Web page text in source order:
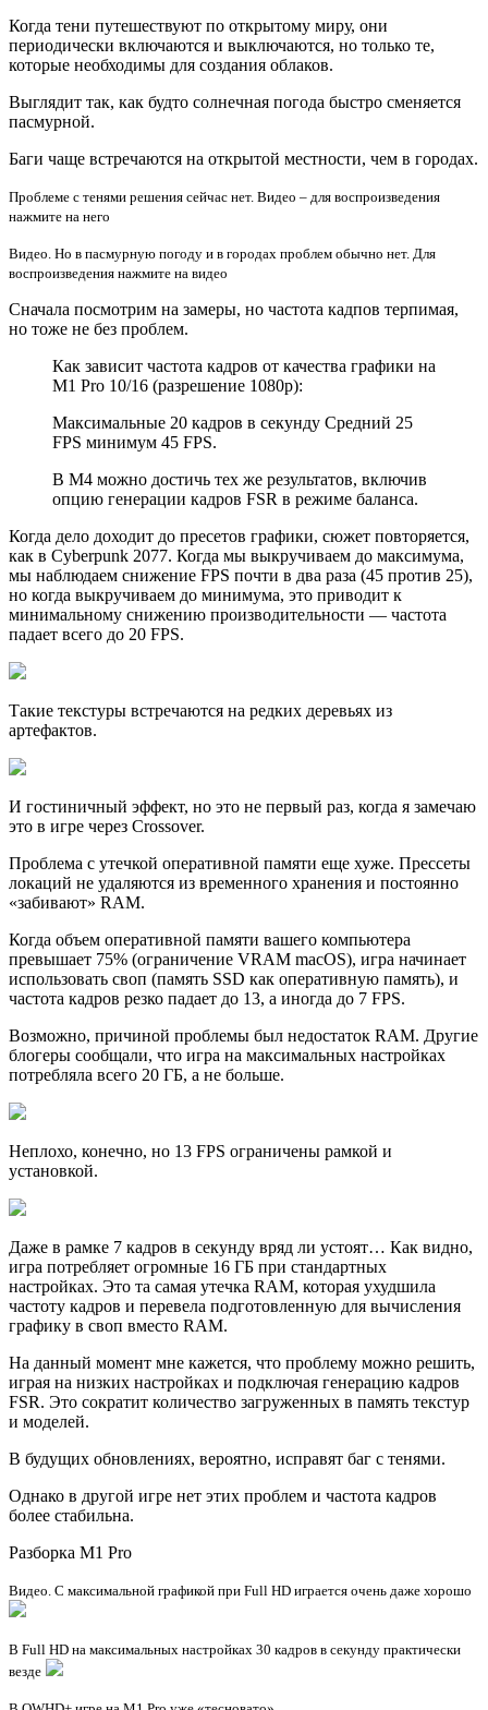
Когда тени путешествуют по открытому миру, они
периодически включаются и выключаются, но только те,
которые необходимы для создания облаков.
Выглядит так, как будто солнечная погода быстро сменяется
пасмурной.
Баги чаще встречаются на открытой местности, чем в городах.
Проблеме с тенями решения сейчас нет. Видео – для воспроизведения
нажмите на него
Видео. Но в пасмурную погоду и в городах проблем обычно нет. Для
воспроизведения нажмите на видео
Сначала посмотрим на замеры, но частота кадпов терпимая,
но тоже не без проблем.
Как зависит частота кадров от качества графики на
M1 Pro 10/16 (разрешение 1080p):
Максимальные 20 кадров в секунду Средний 25
FPS минимум 45 FPS.
В M4 можно достичь тех же результатов, включив
опцию генерации кадров FSR в режиме баланса.
Когда дело доходит до пресетов графики, сюжет повторяется,
как в Cyberpunk 2077. Когда мы выкручиваем до максимума,
мы наблюдаем снижение FPS почти в два раза (45 против 25),
но когда выкручиваем до минимума, это приводит к
минимальному снижению производительности — частота
падает всего до 20 FPS.
Такие текстуры встречаются на редких деревьях из
артефактов.
И гостиничный эффект, но это не первый раз, когда я замечаю
это в игре через Crossover.
Проблема с утечкой оперативной памяти еще хуже. Прессеты
локаций не удаляются из временного хранения и постоянно
«забивают» RAM.
Когда объем оперативной памяти вашего компьютера
превышает 75% (ограничение VRAM macOS), игра начинает
использовать своп (память SSD как оперативную память), и
частота кадров резко падает до 13, а иногда до 7 FPS.
Возможно, причиной проблемы был недостаток RAM. Другие
блогеры сообщали, что игра на максимальных настройках
потребляла всего 20 ГБ, а не больше.
Неплохо, конечно, но 13 FPS ограничены рамкой и
установкой.
Даже в рамке 7 кадров в секунду вряд ли устоят… Как видно,
игра потребляет огромные 16 ГБ при стандартных
настройках. Это та самая утечка RAM, которая ухудшила
частоту кадров и перевела подготовленную для вычисления
графику в своп вместо RAM.
На данный момент мне кажется, что проблему можно решить,
играя на низких настройках и подключая генерацию кадров
FSR. Это сократит количество загруженных в память текстур
и моделей.
В будущих обновлениях, вероятно, исправят баг с тенями.
Однако в другой игре нет этих проблем и частота кадров
более стабильна.
Разборка M1 Pro
Видео. С максимальной графикой при Full HD играется очень даже хорошо
В Full HD на максимальных настройках 30 кадров в секунду практически
везде